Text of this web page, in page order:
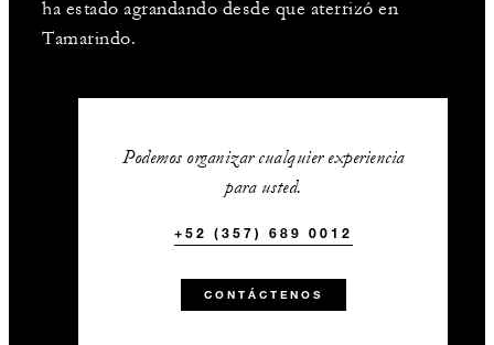
ha estado agrandando desde que aterrizó en
Tamarindo.
Podemos organizar cualquier experiencia
para usted.
+52 (357) 689 0012
CONTÁCTENOS